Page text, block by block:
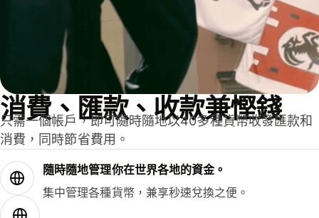
消費、匯款、收款兼慳錢
只需一個帳戶，即可隨時隨地以40多種貨幣收發匯款和
消費，同時節省費用。
隨時隨地管理你在世界各地的資金。
集中管理各種貨幣，兼享秒速兌換之便。